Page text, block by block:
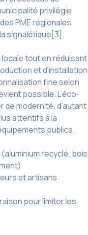
privilégie
PME régionales
signalétique[3].
tout en réduisant
et d’installation
fine selon
possible. L’éco-
de modernité, d’autant
attentifs à la
publics.
recyclé, bois
et artisans
pour limiter les